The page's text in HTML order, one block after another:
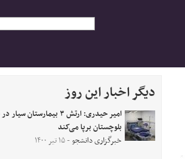
دیگر اخبار این روز
امیر حیدری: ارتش ۳
بلوچستان برپا می‌کند
خبرگزاری دانشجو- ۱۵ تیر ۱۴۰۰